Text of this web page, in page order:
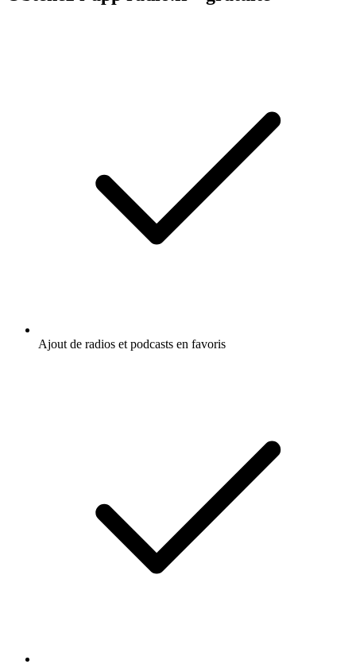
Ajout de radios et podcasts en favoris